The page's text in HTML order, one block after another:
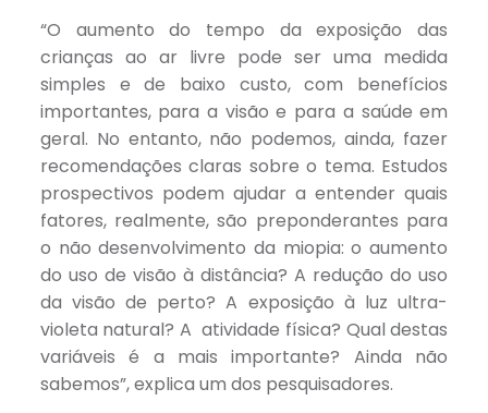
“O aumento do tempo da exposição das
crianças ao ar livre pode ser uma medida
simples e de baixo custo, com benefícios
importantes, para a visão e para a saúde em
geral. No entanto, não podemos, ainda, fazer
recomendações claras sobre o tema. Estudos
prospectivos podem ajudar a entender quais
fatores, realmente, são preponderantes para
o não desenvolvimento da miopia: o aumento
do uso de visão à distância? A redução do uso
da visão de perto? A exposição à luz ultra-
violeta natural? A atividade física? Qual destas
variáveis é a mais importante? Ainda não
sabemos”, explica um dos pesquisadores.